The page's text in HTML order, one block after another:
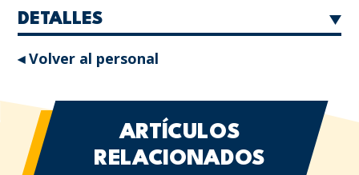
DETALLES
◂ Volver al personal
ARTÍCULOS
RELACIONADOS